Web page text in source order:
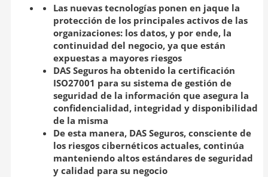
n
n
m
p
a
r
t
i
r
Las nuevas tecnologías ponen en jaque la
protección de los principales activos de las
organizaciones: los datos, y por ende, la
continuidad del negocio, ya que están
expuestas a mayores riesgos
DAS Seguros ha obtenido la certificación
ISO27001 para su sistema de gestión de
seguridad de la información que asegura la
confidencialidad, integridad y disponibilidad
de la misma
De esta manera, DAS Seguros, consciente de
los riesgos cibernéticos actuales, continúa
manteniendo altos estándares de seguridad
y calidad para su negocio